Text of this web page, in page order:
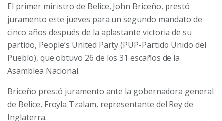
El primer ministro de Belice, John Briceño, prestó
juramento este jueves para un segundo mandato de
cinco años después de la aplastante victoria de su
partido, People’s United Party (PUP-Partido Unido del
Pueblo), que obtuvo 26 de los 31 escaños de la
Asamblea Nacional.
Briceño prestó juramento ante la gobernadora general
de Belice, Froyla Tzalam, representante del Rey de
Inglaterra.